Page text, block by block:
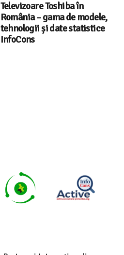
Televizoare Toshiba în
România – gama de modele,
tehnologii și date statistice
InfoCons